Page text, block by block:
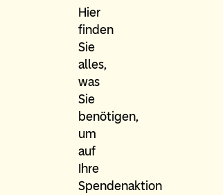
Hier
finden
Sie
alles,
was
Sie
benötigen,
um
auf
Ihre
Spendenaktion